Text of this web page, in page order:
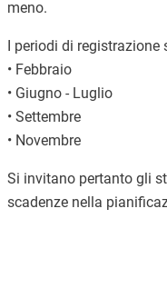
meno.
I periodi di registrazione
• Febbraio
• Giugno - Luglio
• Settembre
• Novembre
Si invitano pertanto gli
scadenze nella